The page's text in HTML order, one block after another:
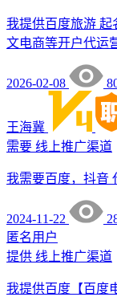
我提供百度旅游
文电商等开户代运
2026-02-08
王海冀
需要 线上推广渠道
我需要百度，抖音
2024-11-22
匿名用户
提供 线上推广渠道
我提供百度【百度